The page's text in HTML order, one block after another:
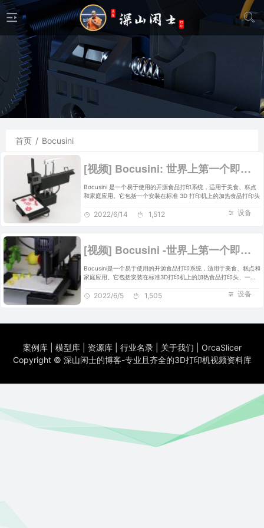
首页 / Bocusini
[视频] Bocusini: 世界上第一个即插即用 3D食品打印系统
Bocusini 是一个易于使用的开源食品打印系统，适用于美食、糕点
和家庭应用。它包括一个安装在标准 3D 打印机上的加热食品打印头
设备
2022/6/14 1,512
[视频] Bocusini -世界上第一个即插即用的3D食品打印系统
Bocusini是一个易于使用的开源食品打印系统，适用于美食、糕点和
家庭应用。它包括安装在标准3D打印机上的加热食品打印头、一系
创意的食物设计和食谱的网络平台。
设备
2022/6/5 1,505
案例库| 模型库| 资源库| 行业名录| 关于我们
OrcaSlicer
Copyright © 深山闲士的博客-专业且齐全的3D打印机视频资料库